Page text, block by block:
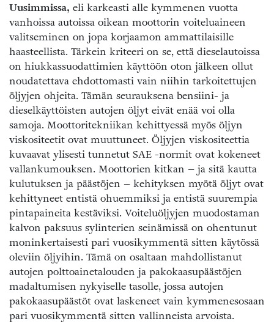
Uusimmissa, eli karkeasti alle kymmenen vuotta
vanhoissa autoissa oikean moottorin voiteluaineen
valitseminen on jopa korjaamon ammattilaisille
haasteellista. Tärkein kriteeri on se, että dieselautoissa
on hiukkassuodattimien käyttöön oton jälkeen ollut
noudatettava ehdottomasti vain niihin tarkoitettujen
öljyjen ohjeita. Tämän seurauksena bensiini- ja
dieselkäyttöisten autojen öljyt eivät enää voi olla
samoja. Moottoritekniikan kehittyessä myös öljyn
viskositeetit ovat muuttuneet. Öljyjen viskositeettia
kuvaavat ylisesti tunnetut SAE -normit ovat kokeneet
vallankumouksen. Moottorien kitkan – ja sitä kautta
kulutuksen ja päästöjen – kehityksen myötä öljyt ovat
kehittyneet entistä ohuemmiksi ja entistä suurempia
pintapaineita kestäviksi. Voiteluöljyjen muodostaman
kalvon paksuus sylinterien seinämissä on ohentunut
moninkertaisesti pari vuosikymmentä sitten käytössä
oleviin öljyihin. Tämä on osaltaan mahdollistanut
autojen polttoainetalouden ja pakokaasupäästöjen
madaltumisen nykyiselle tasolle, jossa autojen
pakokaasupäästöt ovat laskeneet vain kymmenesosaan
pari vuosikymmentä sitten vallinneista arvoista.